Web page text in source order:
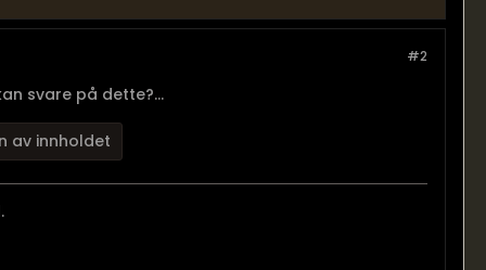
#2
svare på dette?...
av innholdet